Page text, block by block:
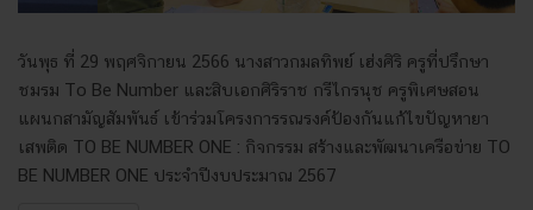
วันพุธ ที่ 29 พฤศจิกายน 2566 นางสาวกมลทิพย์ เฮ่งศิริ ครูที่ปรึกษา
ชมรม To Be Number และสิบเอกศิริราช กรีไกรนุช ครูพิเศษสอน
แผนกสามัญสัมพันธ์ เข้าร่วมโครงการรณรงค์ป้องกันแก้ไขปัญหายา
เสพติด TO BE NUMBER ONE : กิจกรรม สร้างและพัฒนาเครือข่าย TO
BE NUMBER ONE ประจำปีงบประมาณ 2567